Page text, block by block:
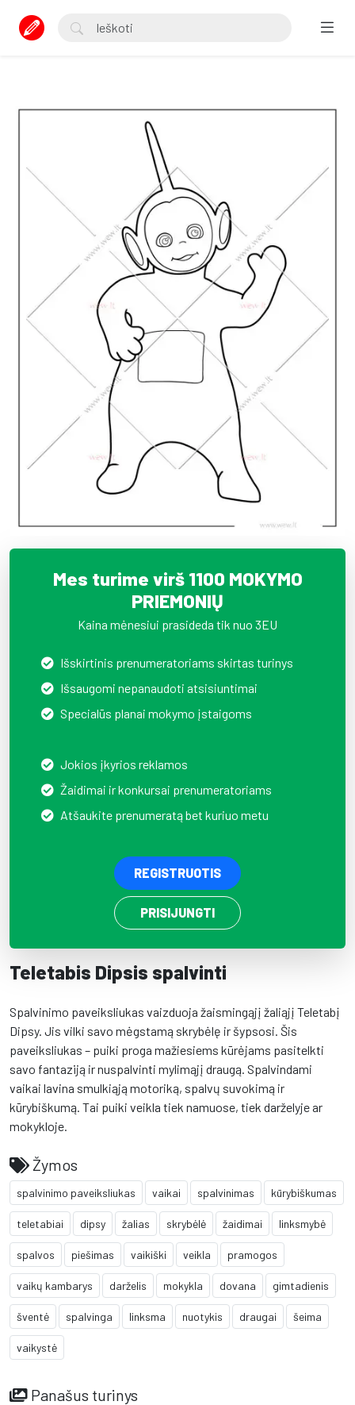
Mes turime virš 1100 MOKYMO
PRIEMONIŲ
Kaina mėnesiui prasideda tik nuo 3EU
Išskirtinis prenumeratoriams skirtas turinys
Išsaugomi nepanaudoti atsisiuntimai
Specialūs planai mokymo įstaigoms
Jokios įkyrios reklamos
Žaidimai ir konkursai prenumeratoriams
Atšaukite prenumeratą bet kuriuo metu
REGISTRUOTIS
PRISIJUNGTI
Teletabis Dipsis spalvinti
Spalvinimo paveiksliukas vaizduoja žaismingąjį žaliąjį Teletabį
Dipsy. Jis vilki savo mėgstamą skrybėlę ir šypsosi. Šis
paveiksliukas – puiki proga mažiesiems kūrėjams pasitelkti
savo fantaziją ir nuspalvinti mylimąjį draugą. Spalvindami
vaikai lavina smulkiąją motoriką, spalvų suvokimą ir
kūrybiškumą. Tai puiki veikla tiek namuose, tiek darželyje ar
mokykloje.
Žymos
spalvinimo paveiksliukas vaikai spalvinimas kūrybiškumas
teletabiai dipsy žalias skrybėlė žaidimai linksmybė
spalvos piešimas vaikiški veikla pramogos
vaikų kambarys darželis mokykla dovana gimtadienis
šventė spalvinga linksma nuotykis draugai šeima
vaikystė
Panašus turinys